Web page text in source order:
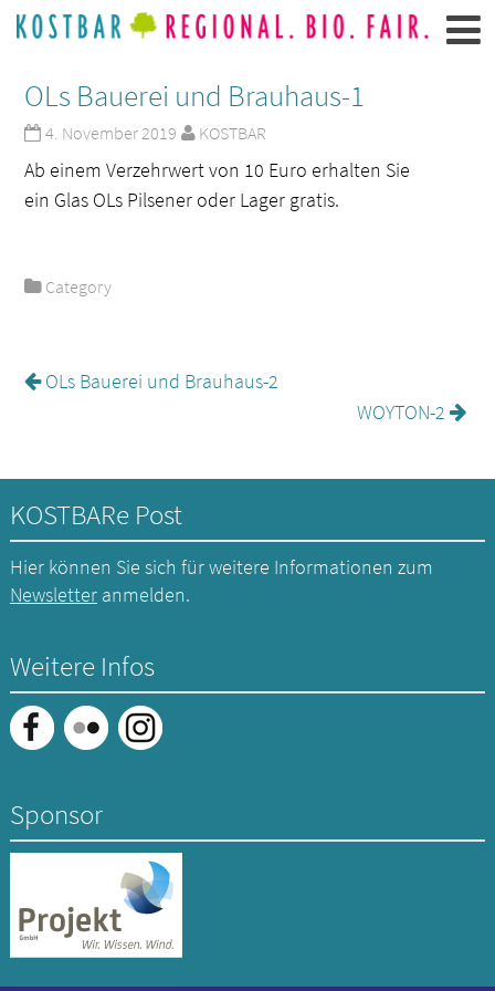
OLs Bauerei und Brauhaus-1
4. November 2019 KOSTBAR
Ab einem Verzehrwert von 10 Euro erhalten Sie
ein Glas OLs Pilsener oder Lager gratis.
Category
OLs Bauerei und Brauhaus-2
WOYTON-2
KOSTBARe Post
Hier können Sie sich für weitere Informationen zum
Newsletteranmelden.
Weitere Infos
Sponsor